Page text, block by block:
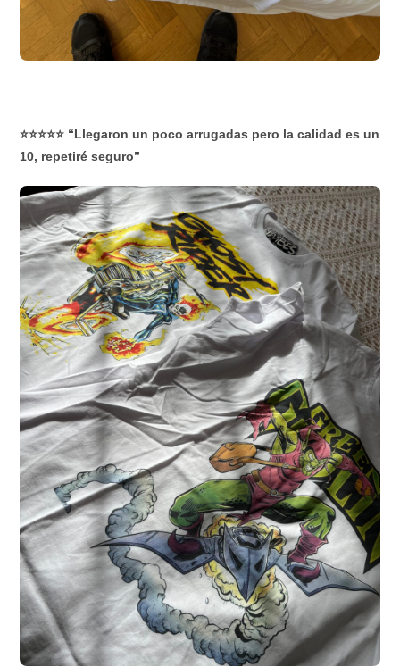
⭐⭐⭐⭐⭐ “Llegaron un poco arrugadas pero la calidad es un
10, repetiré seguro”